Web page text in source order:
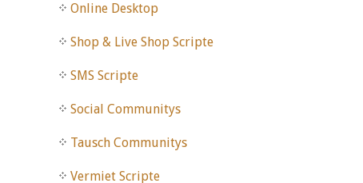
Online Desktop
Shop & Live Shop Scripte
SMS Scripte
Social Communitys
Tausch Communitys
Vermiet Scripte